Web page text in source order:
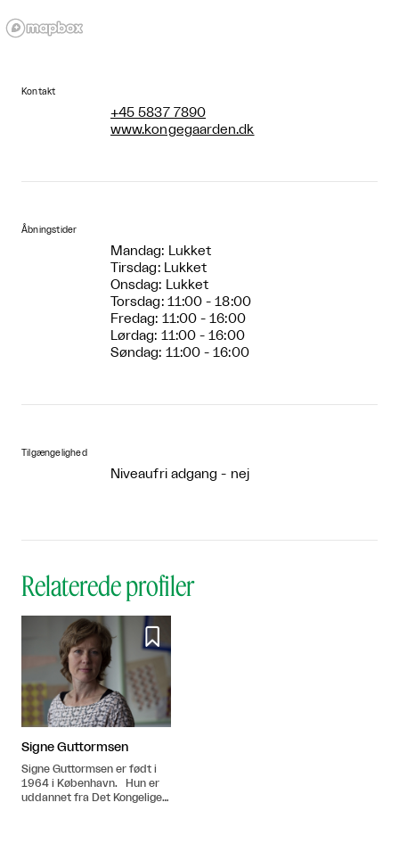
Kontakt
+45 5837 7890
www.kongegaarden.dk
Åbningstider
Mandag: Lukket
Tirsdag: Lukket
Onsdag: Lukket
Torsdag: 11:00 - 18:00
Fredag: 11:00 - 16:00
Lørdag: 11:00 - 16:00
Søndag: 11:00 - 16:00
Tilgængelighed
Niveaufri adgang - nej
Relaterede profiler

Signe Guttormsen
Signe Guttormsen er født i
1964 i København. Hun er
uddannet fra Det Kongelige